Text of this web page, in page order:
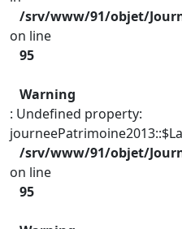
/srv/www/91/objet/
on line
95
Warning
: Undefined property:
/srv/www/91/objet/
on line
95